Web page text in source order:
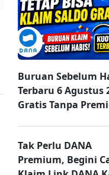
Buruan Sebelum
Terbaru 6 Agustus
Gratis Tanpa
Tak Perlu DANA
Premium, Begini